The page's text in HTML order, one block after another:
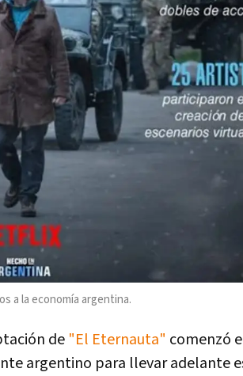
a la economía argentina.
de "El Eternauta" comenzó
argentino para llevar adelante